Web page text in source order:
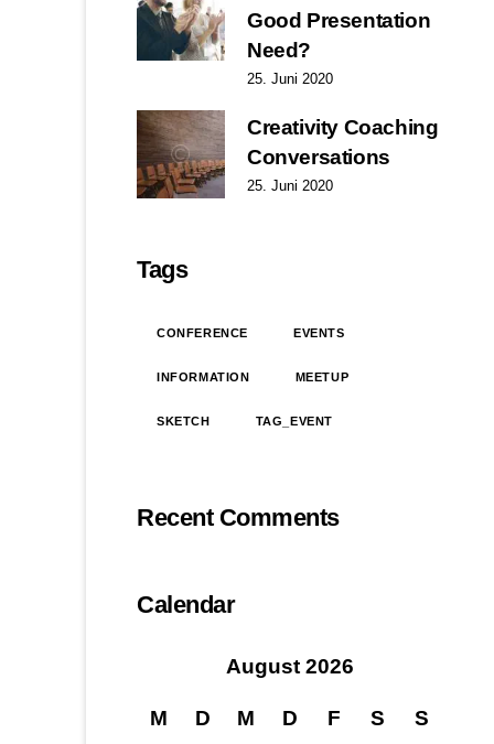
25. Juni 2020
Good Presentation
Need?
25. Juni 2020
Creativity Coaching
Conversations
Tags
CONFERENCE EVENTS
INFORMATION MEETUP
SKETCH TAG_EVENT
Recent Comments
Calendar
August 2026
M D M D F S S